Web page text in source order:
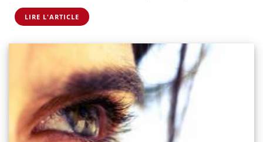
LIRE L'ARTICLE